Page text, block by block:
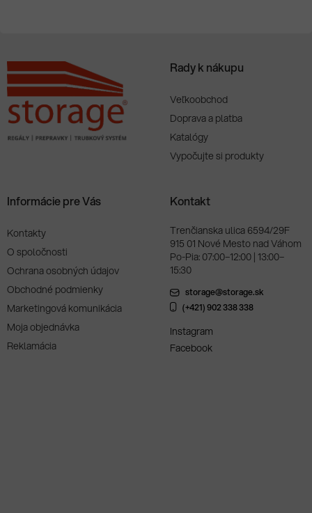
Rady k nákupu
Veľkoobchod
Doprava a platba
Katalógy
Vypočujte si produkty
Informácie pre Vás
Kontakty
O spoločnosti
Ochrana osobných údajov
Obchodné podmienky
Marketingová komunikácia
Moja objednávka
Reklamácia
Kontakt
Trenčianska ulica 6594/29F
915 01 Nové Mesto nad Váhom
Po-Pia: 07:00–12:00 | 13:00–
15:30
storage@storage.sk
(+421) 902 338 338
Instagram
Facebook